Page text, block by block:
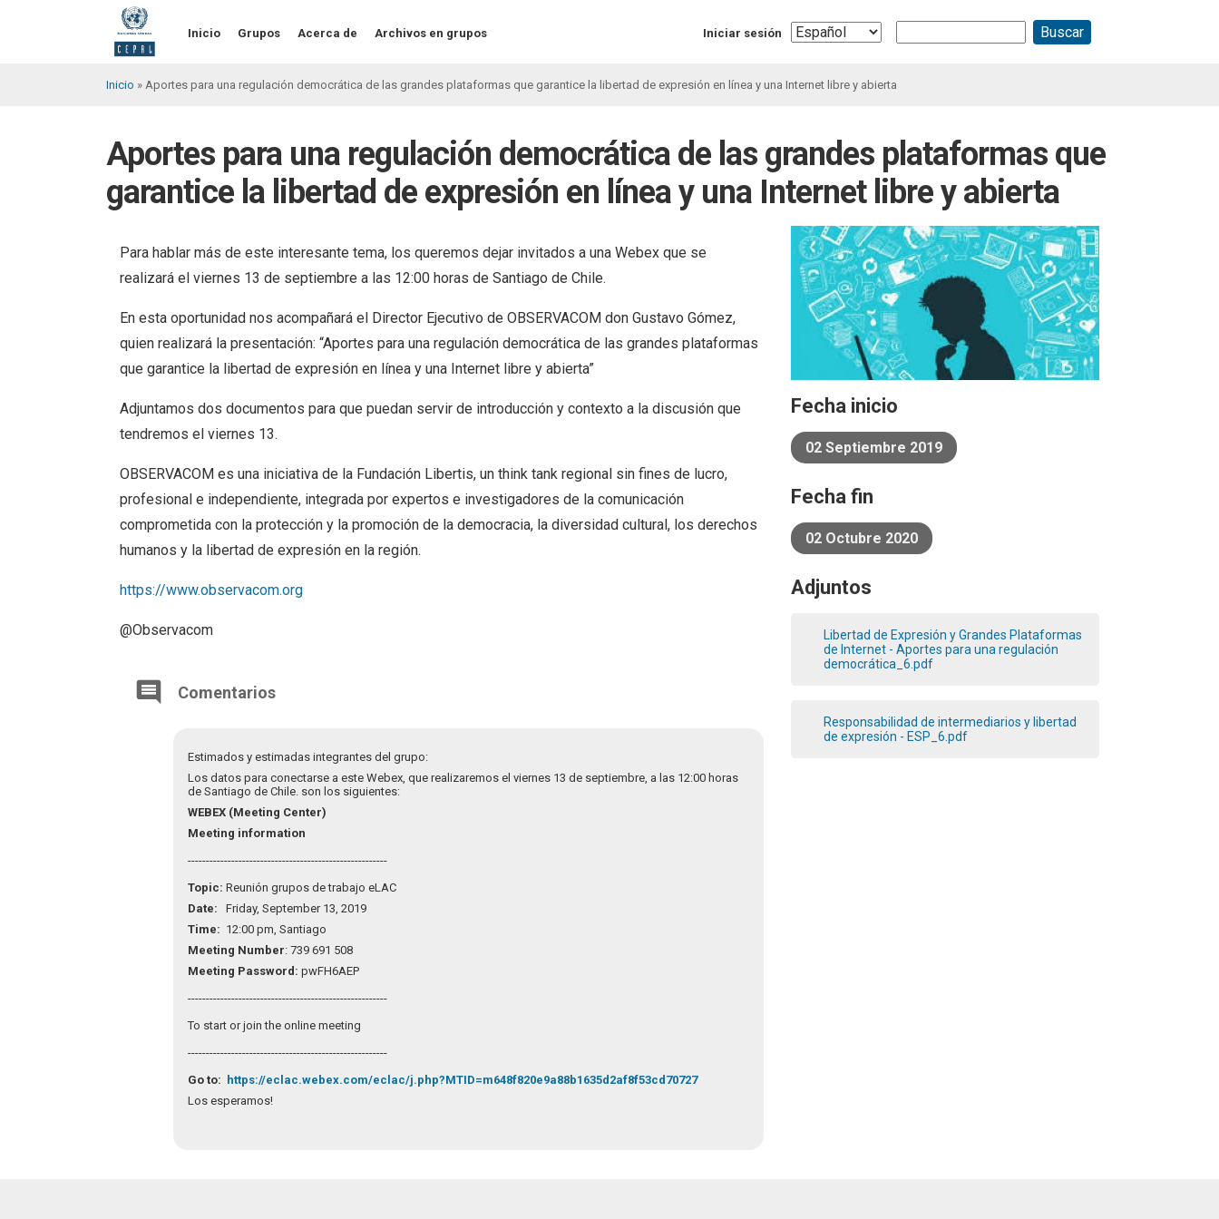
Inicio Grupos Acerca de Archivos en grupos Iniciar sesión
Select
your
enlaces
de
ayuda
la
navegación
Inicio Aportes para una regulación democrática de las grandes plataformas que garantice la libertad de expresión en línea y una Internet libre y abierta
Aportes para una regulación democrática de las grandes plataformas que
garantice la libertad de expresión en línea y una Internet libre y abierta
Para hablar más de este interesante tema, los queremos dejar invitados a una Webex que se
realizará el viernes 13 de septiembre a las 12:00 horas de Santiago de Chile.
En esta oportunidad nos acompañará el Director Ejecutivo de OBSERVACOM don Gustavo Gómez,
quien realizará la presentación: “Aportes para una regulación democrática de las grandes plataformas
que garantice la libertad de expresión en línea y una Internet libre y abierta”
Adjuntamos dos documentos para que puedan servir de introducción y contexto a la discusión que
tendremos el viernes 13.
OBSERVACOM es una iniciativa de la Fundación Libertis, un think tank regional sin fines de lucro,
profesional e independiente, integrada por expertos e investigadores de la comunicación
comprometida con la protección y la promoción de la democracia, la diversidad cultural, los derechos
humanos y la libertad de expresión en la región.
https://www.observacom.org
@Observacom
Comentarios
Estimados y estimadas integrantes del grupo:
Los datos para conectarse a este Webex, que realizaremos el viernes 13 de septiembre, a las 12:00 horas
de Santiago de Chile. son los siguientes:
WEBEX (Meeting Center)
Meeting information
-------------------------------------------------------
Topic: Reunión grupos de trabajo eLAC
Date: Friday, September 13, 2019
Time: 12:00 pm, Santiago
Meeting Number: 739 691 508
Meeting Password: pwFH6AEP
-------------------------------------------------------
To start or join the online meeting
-------------------------------------------------------
Go to: https://eclac.webex.com/eclac/j.php?MTID=m648f820e9a88b1635d2af8f53cd70727
Los esperamos!
Fecha inicio
02 Septiembre 2019
Fecha fin
02 Octubre 2020
Adjuntos
Libertad de Expresión y Grandes Plataformas
de Internet - Aportes para una regulación
democrática_6.pdf
Responsabilidad de intermediarios y libertad
de expresión - ESP_6.pdf